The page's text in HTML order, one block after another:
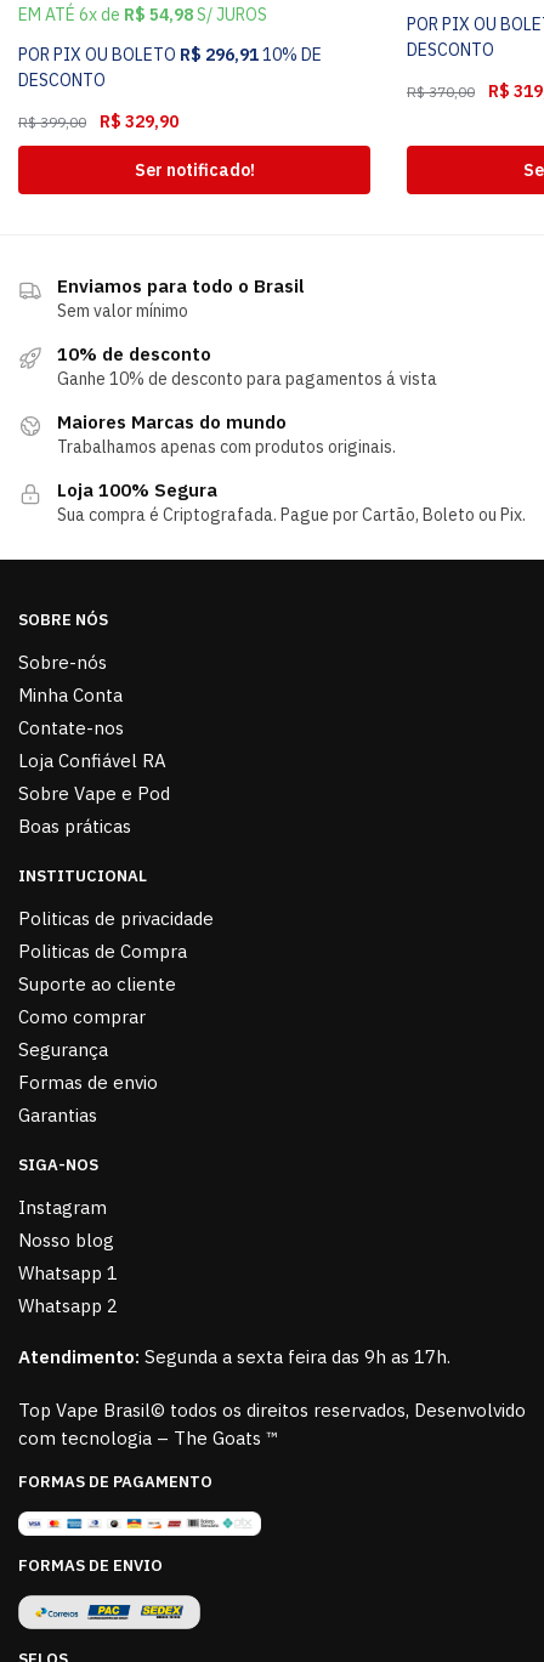
EM ATÉ 6x de R$ 54,98S/ JUROS
POR PIX OU BOLETO R$ 296,9110% DE
DESCONTO
R$399,00 R$ 329,90
Ser notificado!
POR PIX OU
DESCONTO
R$370,00 R$
Enviamos para todo o Brasil
Sem valor mínimo
10% de desconto
Ganhe 10% de desconto para pagamentos á vista
Maiores Marcas do mundo
Trabalhamos apenas com produtos originais.
Loja 100% Segura
Sua compra é Criptografada. Pague por Cartão, Boleto ou Pix.
SOBRE NÓS
Sobre-nós
Minha Conta
Contate-nos
Loja Confiável RA
Sobre Vape e Pod
Boas práticas
INSTITUCIONAL
Politicas de privacidade
Politicas de Compra
Suporte ao cliente
Como comprar
Segurança
Formas de envio
Garantias
SIGA-NOS
Instagram
Nosso blog
Whatsapp 1
Whatsapp 2
Atendimento: Segunda a sexta feira das 9h as 17h.
Top Vape Brasil© todos os direitos reservados, Desenvolvido
com tecnologia – The Goats ™
FORMAS DE PAGAMENTO
FORMAS DE ENVIO